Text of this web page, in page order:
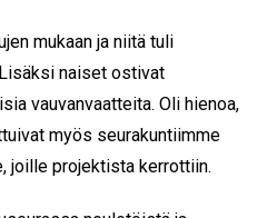
mukaan ja niitä tuli
naiset ostivat
vauvanvaatteita. Oli hienoa,
myös seurakuntiimme
joille projektista kerrottiin.